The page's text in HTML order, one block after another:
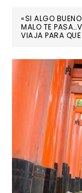
«SI ALGO
MALO TE
VIAJA PARA